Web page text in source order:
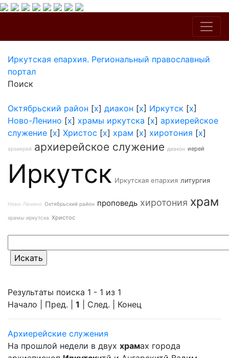
Иркутская епархия. Региональный православный
портал
Поиск
Октябрьский район [x] диакон [x] Иркутск [x]
Ново-Ленино [x] храмы иркутска [x] архиерейское
служение [x] Христос [x] храм [x] хиротония [x]
архиерей архиерейское служение диакон иерей
Иркутск Иркутская епархия литургия
Ново-Ленино Октябрьский район проповедь хиротония храм
храмы иркутска Христос
Результаты поиска 1 - 1 из 1
Начало | Пред. | 1 | След. | Конец
Архиерейские служения
На прошлой недели в двух храмах города